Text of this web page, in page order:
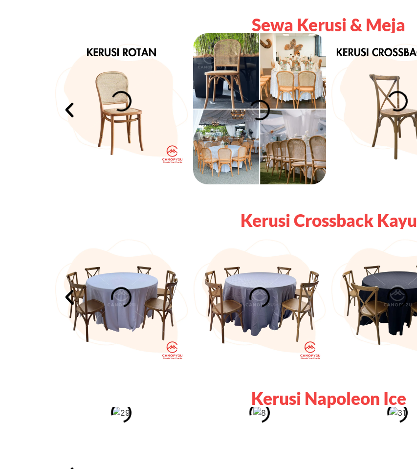
Sewa Kerusi & Meja
Kerusi Crossback Kayu
Kerusi Napoleon Ice